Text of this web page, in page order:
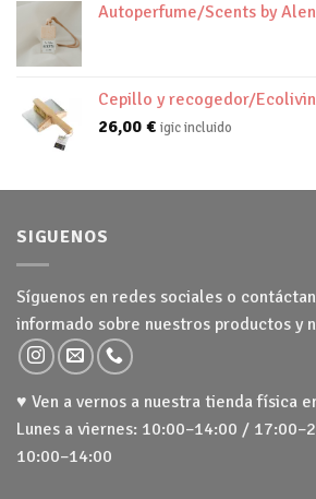
Autoperfume/Scents by
Cepillo y recogedor/
26,00 € igic incluido
SIGUENOS
Síguenos en redes sociales o
informado sobre nuestros productos y
♥ Ven a vernos a nuestra tienda física
Lunes a viernes: 10:00–14:00 /
10:00–14:00